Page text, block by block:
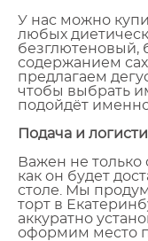
У нас можно
любых
безглютеновый,
содержанием
предлагаем
чтобы выбрать
подойдёт
Подача и
Важен не только
как он будет
столе. Мы
торт в
аккуратно
оформим место